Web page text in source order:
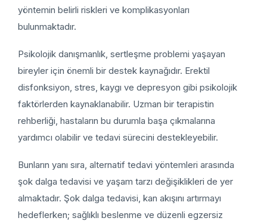
yöntemin belirli riskleri ve komplikasyonları
bulunmaktadır.
Psikolojik danışmanlık, sertleşme problemi yaşayan
bireyler için önemli bir destek kaynağıdır. Erektil
disfonksiyon, stres, kaygı ve depresyon gibi psikolojik
faktörlerden kaynaklanabilir. Uzman bir terapistin
rehberliği, hastaların bu durumla başa çıkmalarına
yardımcı olabilir ve tedavi sürecini destekleyebilir.
Bunların yanı sıra, alternatif tedavi yöntemleri arasında
şok dalga tedavisi ve yaşam tarzı değişiklikleri de yer
almaktadır. Şok dalga tedavisi, kan akışını artırmayı
hedeflerken; sağlıklı beslenme ve düzenli egzersiz